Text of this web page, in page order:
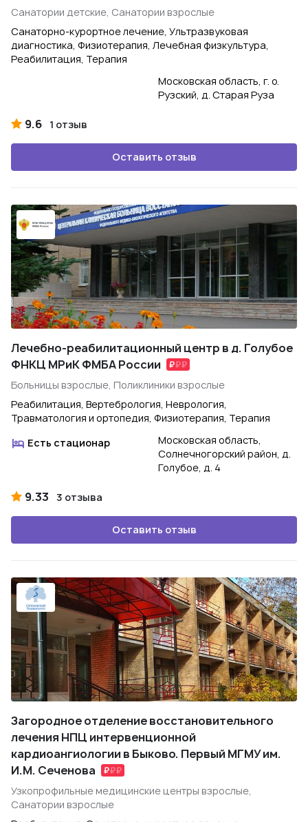
Санатории детские, Санатории взрослые
Санаторно-курортное лечение, Ультразвуковая
диагностика, Физиотерапия, Лечебная физкультура,
Реабилитация, Терапия
Московская область, г. о.
Рузский, д. Старая Руза
9.6 1 отзыв
Оставить отзыв
Лечебно-реабилитационный центр в д. Голубое
ФНКЦ МРиК ФМБА России
Больницы взрослые, Поликлиники взрослые
Реабилитация, Вертебрология, Неврология,
Травматология и ортопедия, Физиотерапия, Терапия
Есть стационар
Московская область,
Солнечногорский район, д.
Голубое, д. 4
9.33 3 отзыва
Оставить отзыв
Загородное отделение восстановительного
лечения НПЦ интервенционной
кардиоангиологии в Быково. Первый МГМУ им.
И.М. Сеченова
Узкопрофильные медицинские центры взрослые,
Санатории взрослые